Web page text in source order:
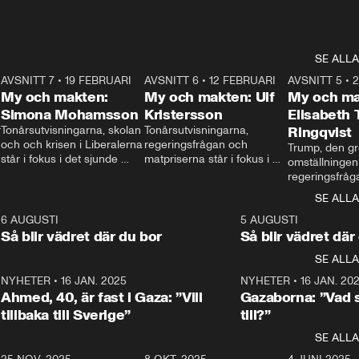
SE ALLA
24:30
AVSNITT 7• 19 FEBRUARI
My och makten:
Simona Mohamsson
Tonårsutvisningarna, skolan
och och krisen i Liberalerna
står i fokus i det sjunde
kommentator My
Rohwedder ställer
utbildnings- och
Mohamsson till svars.
27:30
AVSNITT 6 •12 FEBRUARI
My och makten: Ulf
Kristersson
Tonårsutvisningarna,
regeringsfrågan och
matpriserna står i fokus i
Rohwedder ställer
statsminister Ulf Kristersson
AVSNITT 5 •
My och
Elisabeth
Ringqvist
Trump, den
centrum i
avsnittet av
Makten”. Se
Aftonbladets
Rohwedder
Thand Ring
SE ALLA
6 AUGUSTI
Så blir vädret där du bor
5 AUGUSTI
Så blir vädret där
SE ALLA
NYHETER• 16 JAN. 2025
Ahmed, 40, är fast i Gaza: ”Vill
tillbaka till Sverige”
NYHETER• 16 JAN.
Gazaborna:
till?”
SE ALLA